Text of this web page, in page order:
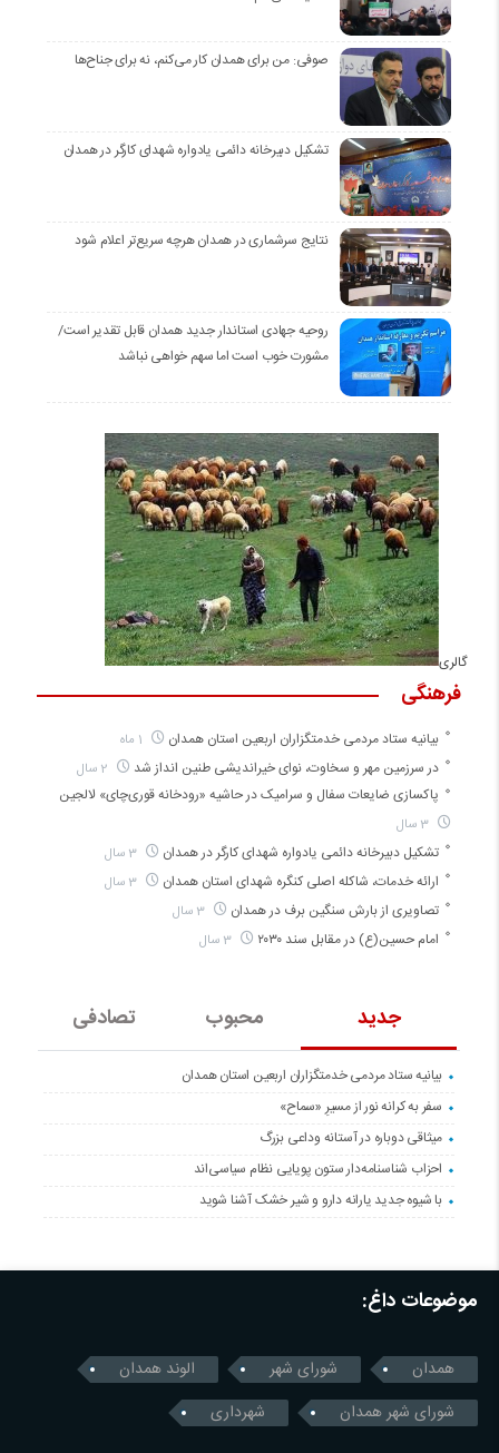
صوفی: من برای همدان کار می‌کنم، نه برای جناح‌ها
تشکیل دبیرخانه دائمی یادواره شهدای کارگر در همدان
نتایج سرشماری در همدان هرچه سریع‌تر اعلام شود
روحیه جهادی استاندار جدید همدان قابل تقدیر است/
مشورت خوب است اما سهم خواهی نباشد
گالری
جدید محبوب تصادفی
بیانیه ستاد مردمی خدمتگزاران اربعین استان همدان
سفر به کرانه‌ نور از مسیرِ «سماح»
میثاقی دوباره در آستانه‌ وداعی بزرگ
احزاب شناسنامه‌دار ستون پویایی نظام سیاسی‌اند
با شیوه جدید یارانه دارو و شیر خشک آشنا شوید
فرهنگی
بیانیه ستاد مردمی خدمتگزاران اربعین استان همدان
در سرزمین مهر و سخاوت، نوای خیراندیشی طنین انداز شد
پاکسازی ضایعات سفال و سرامیک در حاشیه «رودخانه قوری‌چای» لالجین
3 سال
تشکیل دبیرخانه دائمی یادواره شهدای کارگر در همدان 3 سال
ارائه خدمات، شاکله اصلی کنگره شهدای استان همدان 3 سال
تصاویری از بارش سنگین برف در همدان 3 سال
امام حسین(ع) در مقابل سند ۲۰۳۰ 3 سال
موضوعات داغ:
همدان شورای شهر
الوند همدان
شورای شهر همدان
شهرداری